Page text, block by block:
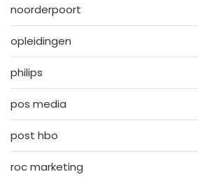
noorderpoort
opleidingen
philips
pos media
post hbo
roc marketing